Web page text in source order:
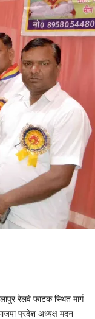
रेलवे फाटक स्थित मार्ग
प्रदेश अध्यक्ष मदन